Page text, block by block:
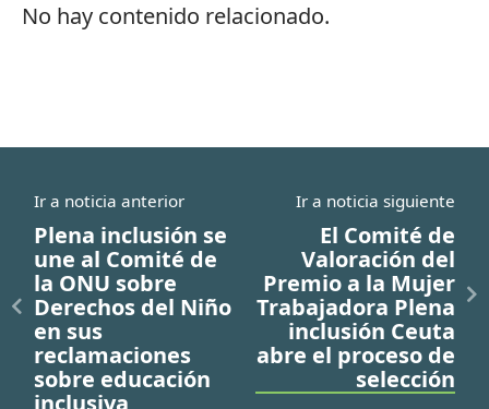
No hay contenido relacionado.
Ir a noticia anterior
Plena inclusión se
une al Comité de
la ONU sobre
Derechos del Niño
en sus
reclamaciones
sobre educación
inclusiva
Ir a noticia siguiente
El Comité de
Valoración del
Premio a la Mujer
Trabajadora Plena
inclusión Ceuta
abre el proceso de
selección